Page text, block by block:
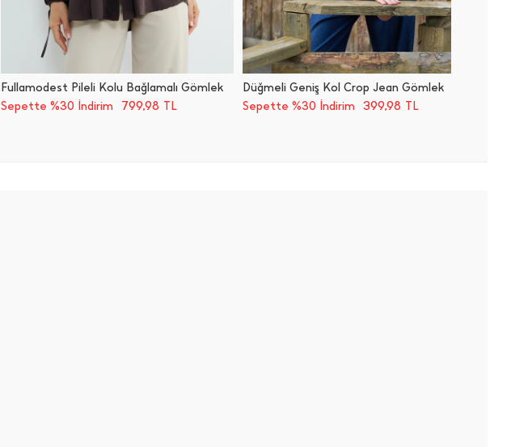
Fullamodest Pileli Kolu Bağlamalı Gömlek
Sepette %30 İndirim
799,98 TL
Düğmeli Geniş Kol Crop Jean Gömlek
Sepette %30 İndirim
399,98 TL